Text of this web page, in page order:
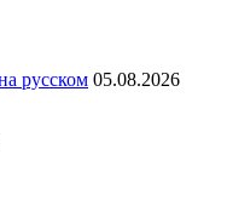
русском 05.08.2026